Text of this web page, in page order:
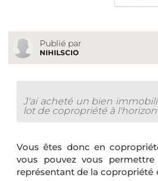
Publié par
NIHILSCIO
J'ai acheté un bien
lot de copropriété à
Vous êtes donc en
vous pouvez vous
représentant de la copropriété